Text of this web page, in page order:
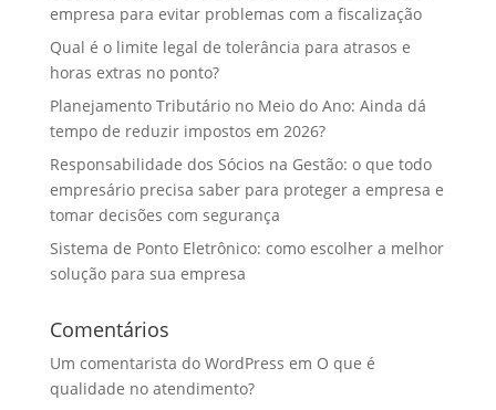
empresa para evitar problemas com a fiscalização
Qual é o limite legal de tolerância para atrasos e
horas extras no ponto?
Planejamento Tributário no Meio do Ano: Ainda dá
tempo de reduzir impostos em 2026?
Responsabilidade dos Sócios na Gestão: o que todo
empresário precisa saber para proteger a empresa e
tomar decisões com segurança
Sistema de Ponto Eletrônico: como escolher a melhor
solução para sua empresa
Comentários
Um comentarista do WordPress em O que é
qualidade no atendimento?